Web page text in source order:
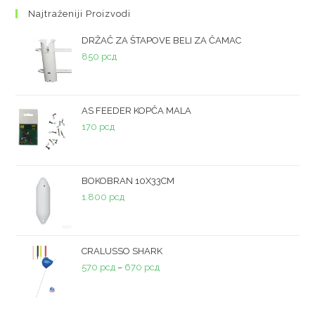
Najtraženiji Proizvodi
DRŽAČ ZA ŠTAPOVE BELI ZA ČAMAC
850 рсд
AS FEEDER KOPČA MALA
170 рсд
BOKOBRAN 10X33CM
1.800 рсд
CRALUSSO SHARK
570 рсд – 670 рсд